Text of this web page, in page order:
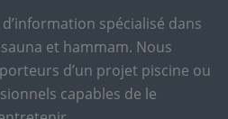
spécialisé dans
et hammam. Nous
d’un projet piscine ou
capables de le